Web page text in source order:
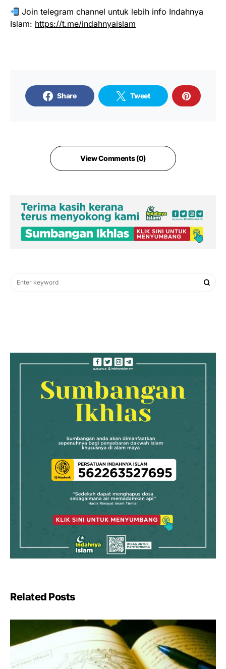
Join telegram channel untuk lebih info Indahnya
Islam: https://t.me/indahnyaislam
Share Tweet
View Comments (0)
Related Posts